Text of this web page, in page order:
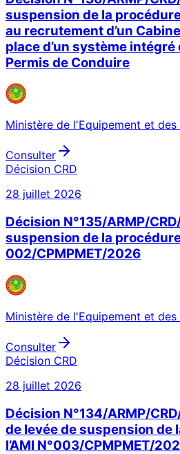
suspension de la
au recrutement d’un
place d’un système
Permis de Conduire
Ministère de l'Equipement et des
Consulter
Décision CRD
28 juillet 2026
Décision N°135/ARMP/
suspension de la procédure
002/CPMPMET/2026
Ministère de l'Equipement et des
Consulter
Décision CRD
28 juillet 2026
Décision N°134/ARMP/
de levée de suspension de
l’AMI N°003/CPMPMET/